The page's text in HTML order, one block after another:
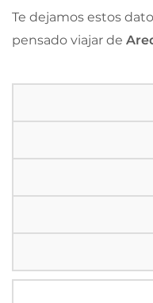
Te dejamos estos
pensado viajar de